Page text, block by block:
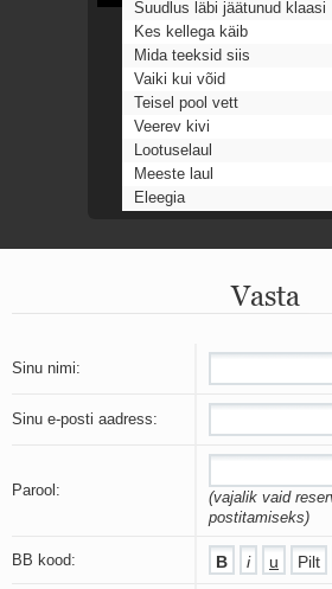
Suudlus läbi jäätunud klaasi
Kes kellega käib
Mida teeksid siis
Vaiki kui võid
Teisel pool vett
Veerev kivi
Lootuselaul
Meeste laul
Eleegia
Ahtumine
Mu isamaa on minu arm
Ih-ih-hii ja ah-ah-haa
Päikeselapsed
Laul võimalusest
Nii vaikseks kõik on jäänud
Mis saab sellest
Avanemine
Vasta
Sinu nimi:
Sinu e-posti aadress:
Parool:
(vajalik vaid
postitamiseks)
BB kood: